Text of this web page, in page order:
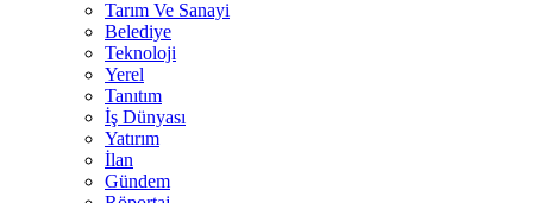
Tarım Ve Sanayi
Belediye
Teknoloji
Yerel
Tanıtım
İş Dünyası
Yatırım
İlan
Gündem